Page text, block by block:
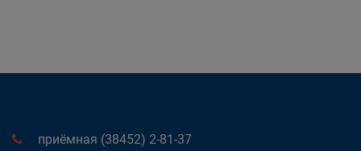
приёмная (38452) 2-81-37